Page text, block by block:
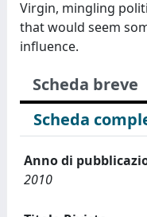
Virgin, mingling
that would seem
influence.
Scheda breve
Scheda
Anno di
2010